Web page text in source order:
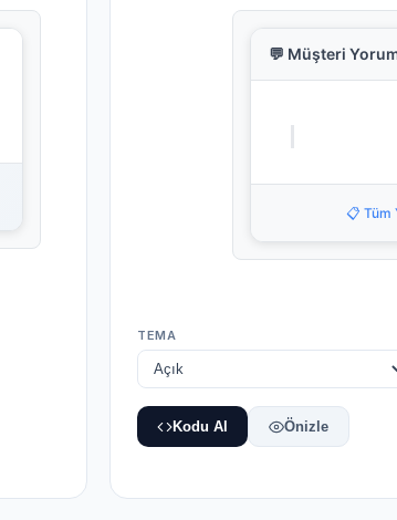
💬 Müşteri
📋 Tüm
TEMA
Kodu Al Önizle